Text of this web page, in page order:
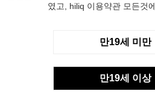
USEFUL LINKS
였고, hiliq 이용약관 모든것
만19세 미만
만19세 이상